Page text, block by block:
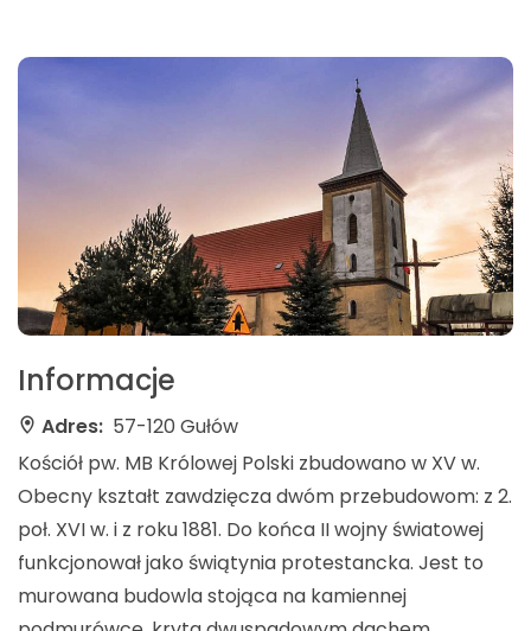
Informacje
Adres: 57-120 Gułów
Kościół pw. MB Królowej Polski zbudowano w XV w.
Obecny kształt zawdzięcza dwóm przebudowom: z 2.
poł. XVI w. i z roku 1881. Do końca II wojny światowej
funkcjonował jako świątynia protestancka. Jest to
murowana budowla stojąca na kamiennej